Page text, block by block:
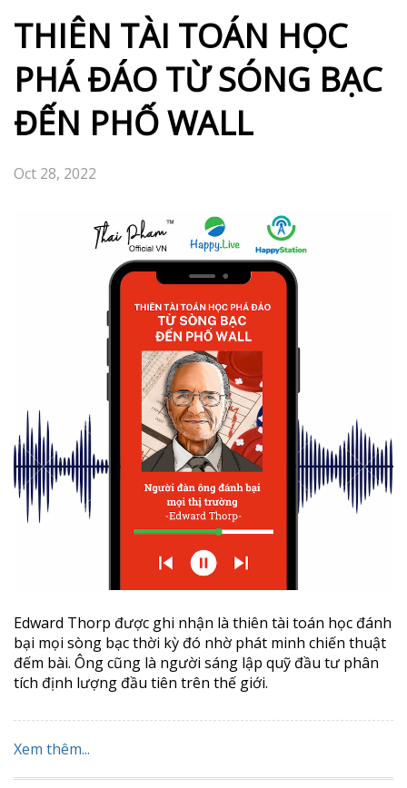
THIÊN TÀI TOÁN HỌC
PHÁ ĐÁO TỪ SÓNG BẠC
ĐẾN PHỐ WALL
Oct 28, 2022
Edward Thorp được ghi nhận là thiên tài toán học đánh
bại mọi sòng bạc thời kỳ đó nhờ phát minh chiến thuật
đếm bài. Ông cũng là người sáng lập quỹ đầu tư phân
tích định lượng đầu tiên trên thế giới.
Xem thêm...